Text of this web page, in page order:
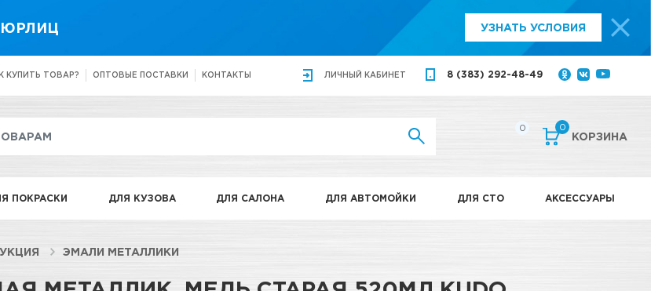
ЮРЛИЦ УЗНАТЬ УСЛОВИЯ
КУПИТЬ ТОВАР? ОПТОВЫЕ ПОСТАВКИ КОНТАКТЫ ЛИЧНЫЙ КАБИНЕТ 8 (383) 292-48-49
0 0
КОРЗИНА
ПОКРАСКИ ДЛЯ КУЗОВА ДЛЯ САЛОНА ДЛЯ АВТОМОЙКИ ДЛЯ СТО АКСЕССУАРЫ
ЭМАЛИ МЕТАЛЛИКИ